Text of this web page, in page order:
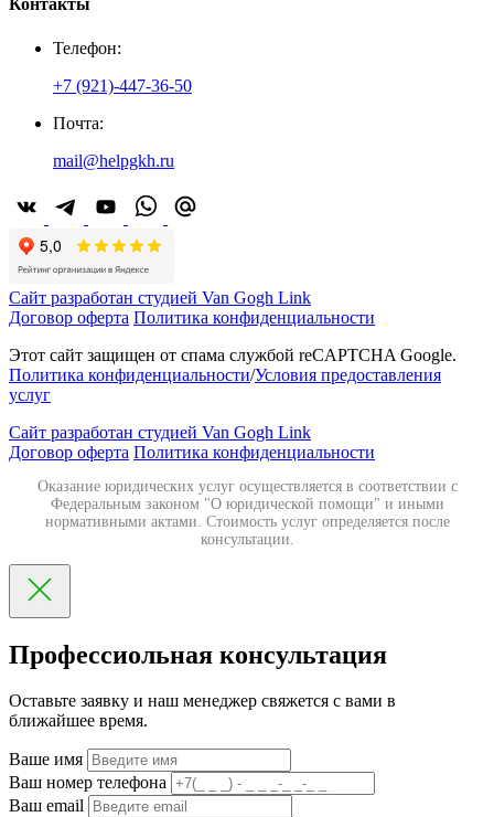
Контакты
Телефон:
+7 (921)-447-36-50
Почта:
mail@helpgkh.ru
Сайт разработан студией Van Gogh Link
Договор оферта Политика конфиденциальности
Этот сайт защищен от спама службой reCAPTCHA Google.
Политика конфиденциальности/Условия предоставления
услуг
Сайт разработан студией Van Gogh Link
Договор оферта Политика конфиденциальности
Оказание юридических услуг осуществляется в соответствии с
Федеральным законом "О юридической помощи" и иными
нормативными актами. Стоимость услуг определяется после
консультации.
Профессиольная консультация
Оставьте заявку и наш менеджер свяжется с вами в
ближайшее время.
Ваше имя
Ваш номер телефона
Ваш email